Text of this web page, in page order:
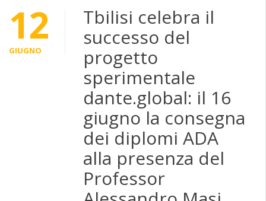
12
GIUGNO
Tbilisi celebra il
successo del
progetto
sperimentale
dante.global: il 16
giugno la consegna
dei diplomi ADA
alla presenza del
Professor